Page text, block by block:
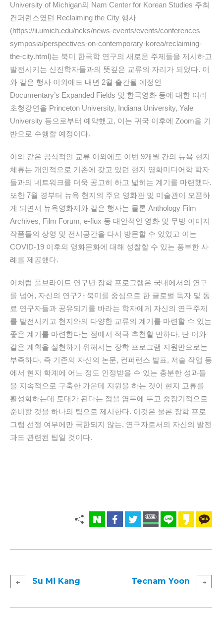
University of Michigan의 Nam Center for Korean Studies 주최
컨퍼런스였던 Reclaiming the City 행사
(https://ii.umich.edu/ncks/news-events/events/conferences—
symposia/perspectives-on-contemporary-korea/reclaiming-
the-city.html)는 북미 한국학 연구의 새로운 주제들을 제시하고
발전시키는 신진학자들과의 뜻깊은 교류의 자리가 되었다. 이
와 같은 행사 이외에도 내년 2월 출간될 예정인
Documentary’s Expanded Fields 및 한국영화 등에 대한 여러
초청강연을 Princeton University, Indiana University, Yale
University 등으로부터 예약했고, 이는 귀국 이후에 Zoom을 기
반으로 수행할 예정이다.
이와 같은 공식적인 교류 이외에도 이번 9개월 간의 뉴욕 현지
체류는 개인적으로 기존에 갖고 있던 현지 영화미디어학 학자
들과의 네트워크를 더욱 공고히 하고 넓히는 계기를 마련했다.
또한 7월 경부터 뉴욕 현지의 주요 영화관 및 미술관이 오픈하
게 되면서 뉴욕영화제와 같은 행사는 물론 Anthology Film
Archives, Film Forum, e-flux 등 대안적인 영화 및 무빙 이미지
작품들의 상영 및 전시공간을 다시 방문할 수 있었고 이는
COVID-19 이후의 영화문화에 대해 성찰할 수 있는 풍부한 사
례를 제공했다.
이처럼 풀브라이트 연구년 장학 프로그램은 국내에서의 연구
를 넘어, 자신의 연구가 북미를 중심으로 한 글로벌 독자 및 동
료 연구자들과 공유되기를 바라는 학자에게 자신의 연구주제
를 발전시키고 현지와의 다양한 교류의 계기를 마련할 수 있는
좋은 계기를 마련한다는 점에서 적극 추천할 만하다. 단 이와
같은 계획을 실현하기 위해서는 장학 프로그램 지원만으로는
부족하다. 즉 기존의 자신의 논문, 컨퍼런스 발표, 저술 작업 등
에서 현지 학계에 어느 정도 인정받을 수 있는 충분한 성과들
을 지속적으로 구축한 가운데 지원을 하는 것이 현지 교류를
활성화하는데 토대가 된다는 점을 염두에 두고 중장기적으로
준비할 것을 하나의 팁으로 제시한다. 이것은 물론 장학 프로
그램 선정 여부에만 국한되지 않는, 연구자로서의 자신의 발전
과도 관련된 팁일 것이다.
Su Mi Kang Tecnam Yoon